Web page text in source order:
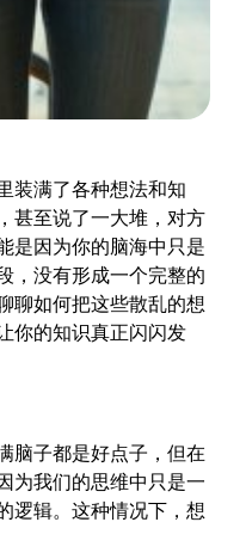
装满了各种想法和知
甚至说了一大堆，对方
是因为你的脑海中只是
，没有形成一个完整的
聊如何把这些散乱的想
你的知识真正闪闪发
脑子都是好点子，但在
为我们的思维中只是一
逻辑。这种情况下，想